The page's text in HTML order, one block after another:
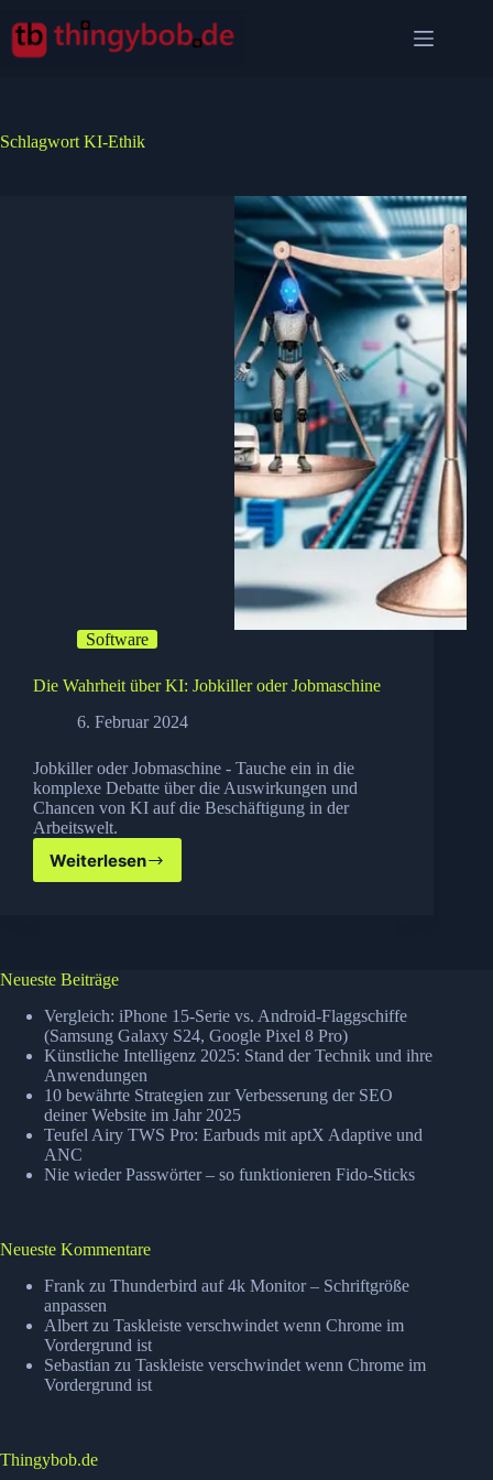
Inhalt
springen
Schlagwort KI-Ethik
Software
Die Wahrheit über KI: Jobkiller oder Jobmaschine
6. Februar 2024
Jobkiller oder Jobmaschine - Tauche ein in die
komplexe Debatte über die Auswirkungen und
Chancen von KI auf die Beschäftigung in der
Arbeitswelt.
Weiterlesen
Die
oder
Jobmaschine
Neueste Beiträge
Vergleich: iPhone 15-Serie vs. Android-Flaggschiffe
(Samsung Galaxy S24, Google Pixel 8 Pro)
Künstliche Intelligenz 2025: Stand der Technik und ihre
Anwendungen
10 bewährte Strategien zur Verbesserung der SEO
deiner Website im Jahr 2025
Teufel Airy TWS Pro: Earbuds mit aptX Adaptive und
ANC
Nie wieder Passwörter – so funktionieren Fido-Sticks
Neueste Kommentare
Frank zu Thunderbird auf 4k Monitor – Schriftgröße
anpassen
Albert zu Taskleiste verschwindet wenn Chrome im
Vordergrund ist
Sebastian zu Taskleiste verschwindet wenn Chrome im
Vordergrund ist
Thingybob.de